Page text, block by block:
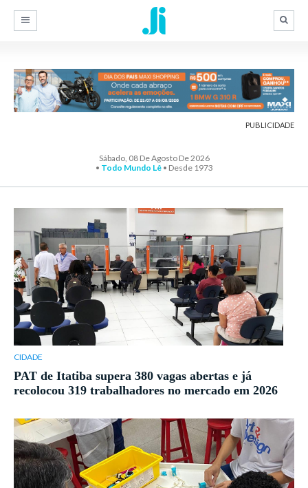
PUBLICIDADE
Sábado, 08 De Agosto De 2026
• Todo Mundo Lê• Desde 1973
CIDADE
PAT de Itatiba supera 380 vagas abertas e já
recolocou 319 trabalhadores no mercado em 2026